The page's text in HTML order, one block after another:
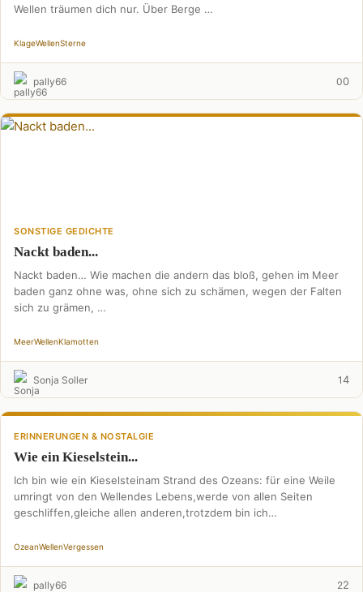
Wellen träumen dich nur. Über Berge …
KlageWellenSterne
pally66 00
SONSTIGE GEDICHTE
Nackt baden...
Nackt baden… Wie machen die andern das bloß, gehen im Meer
baden ganz ohne was, ohne sich zu schämen, wegen der Falten
sich zu grämen, …
MeerWellenKlamotten
Sonja Soller 14
ERINNERUNGEN & NOSTALGIE
Wie ein Kieselstein...
Ich bin wie ein Kieselsteinam Strand des Ozeans: für eine Weile
umringt von den Wellendes Lebens,werde von allen Seiten
geschliffen,gleiche allen anderen,trotzdem bin ich
OzeanWellenVergessen
pally66 22